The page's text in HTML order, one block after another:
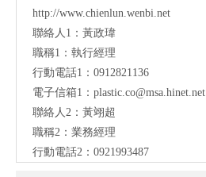
http://www.chienlun.wenbi.net
聯絡人1：黃政瑋
職稱1：執行經理
行動電話1：0912821136
電子信箱1： plastic.co@msa.hinet.net
聯絡人2：黃翊超
職稱2：業務經理
行動電話2：0921993487